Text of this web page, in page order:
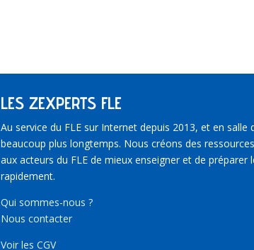
LES ZEXPERTS FLE
Au service du FLE sur Internet depuis 2013, et en salle
beaucoup plus longtemps. Nous créons des
aux acteurs du FLE de mieux enseigner et de préparer
rapidement.
Qui sommes-nous ?
Nous contacter
Voir les CGV